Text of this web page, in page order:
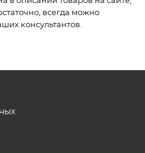
всегда можно
консультантов.